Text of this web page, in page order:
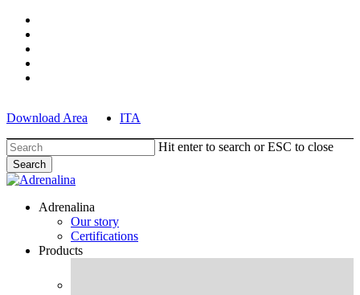
Skip
main
content
Download Area ITA
Hit enter to search or ESC to close
Search
Close
search
Menu
Adrenalina
Our story
Certifications
Products